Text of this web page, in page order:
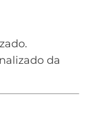
da